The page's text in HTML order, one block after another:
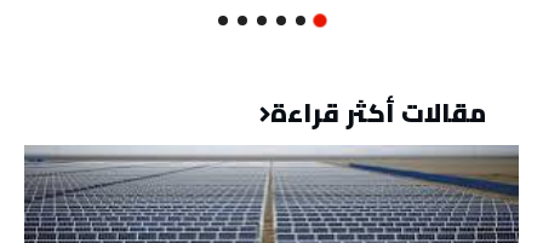
مقالات أكثر قراءة